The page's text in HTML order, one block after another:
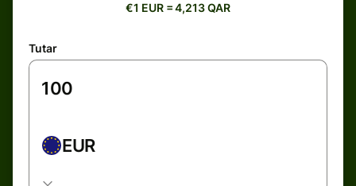
€1 EUR = 4,213 QAR
Tutar
EUR